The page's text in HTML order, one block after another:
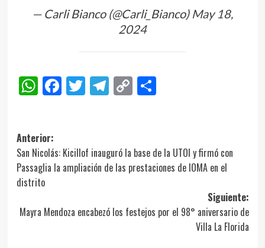
— Carli Bianco (@Carli_Bianco) May 18,
2024
WhatsApp
Facebook
Twitter
Telegram
CopyCompartir
Navegación
de
entradas
Anterior:
San Nicolás: Kicillof inauguró la base de la UTOI y firmó con
Passaglia la ampliación de las prestaciones de IOMA en el
distrito
Siguiente:
Mayra Mendoza encabezó los festejos por el 98° aniversario de
Villa La Florida